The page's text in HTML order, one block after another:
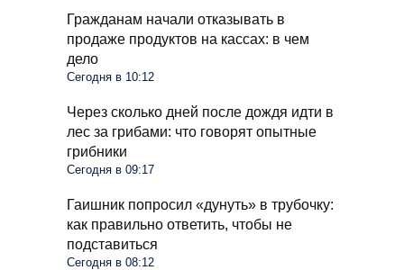
Гражданам начали отказывать в
продаже продуктов на кассах: в чем
дело
Сегодня в 10:12
Через сколько дней после дождя идти в
лес за грибами: что говорят опытные
грибники
Сегодня в 09:17
Гаишник попросил «дунуть» в трубочку:
как правильно ответить, чтобы не
подставиться
Сегодня в 08:12